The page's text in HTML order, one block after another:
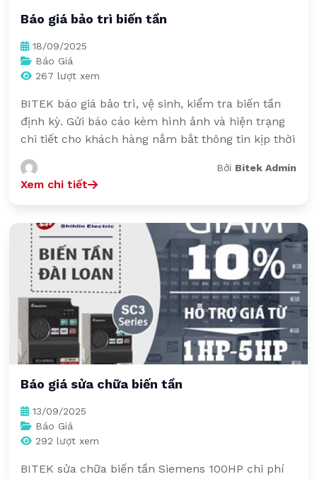
Báo giá bảo trì biến tần
18/09/2025
Báo Giá
267 lượt xem
BITEK báo giá bảo trì, vệ sinh, kiểm tra biến tần
định kỳ. Gửi báo cáo kèm hình ảnh và hiện trạng
chi tiết cho khách hàng nắm bắt thông tin kịp thời
Bởi Bitek Admin
Xem chi tiết
Báo giá sửa chữa biến tần
13/09/2025
Báo Giá
292 lượt xem
BITEK sửa chữa biến tần Siemens 100HP chi phí